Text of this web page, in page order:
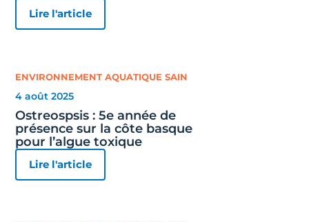
Lire l'article
ENVIRONNEMENT AQUATIQUE SAIN
4 août 2025
Ostreospsis : 5e année de
présence sur la côte basque
pour l’algue toxique
Lire l'article